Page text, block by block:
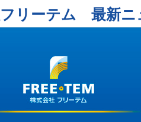
リーテム 最新ニ